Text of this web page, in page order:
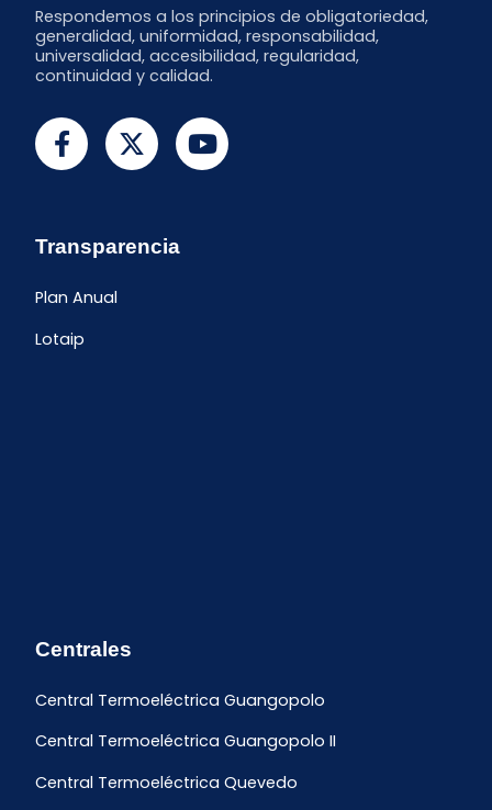
Respondemos a los principios de obligatoriedad,
generalidad, uniformidad, responsabilidad,
universalidad, accesibilidad, regularidad,
continuidad y calidad.
Transparencia
Plan Anual
Lotaip
Centrales
Central Termoeléctrica Guangopolo
Central Termoeléctrica Guangopolo II
Central Termoeléctrica Quevedo